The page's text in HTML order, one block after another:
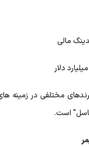
مالی
مختلفی در زمینه
باسل" است.